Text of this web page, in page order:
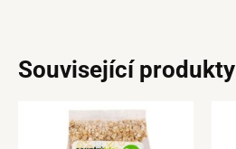
Související produkty